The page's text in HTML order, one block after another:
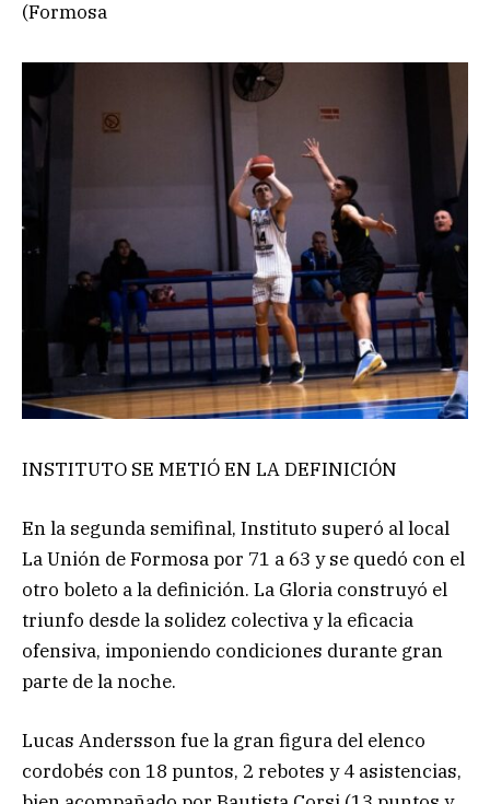
(Formosa
INSTITUTO SE METIÓ EN LA DEFINICIÓN
En la segunda semifinal, Instituto superó al local
La Unión de Formosa por 71 a 63 y se quedó con el
otro boleto a la definición. La Gloria construyó el
triunfo desde la solidez colectiva y la eficacia
ofensiva, imponiendo condiciones durante gran
parte de la noche.
Lucas Andersson fue la gran figura del elenco
cordobés con 18 puntos, 2 rebotes y 4 asistencias,